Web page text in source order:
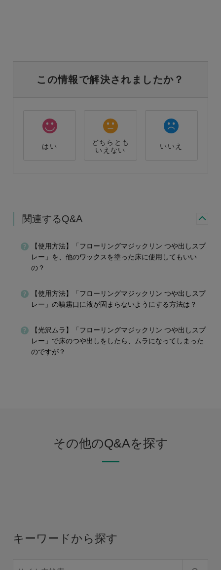
この情報で解決されましたか？
はい
どちらとも
いえない
いいえ
関連するQ&A
【使用方法】「フローリングマジックリン つや出しスプ
レー」を、他のワックスを塗った床に使用してもいい
の？
【使用方法】「フローリングマジックリン つや出しスプ
レー」の噴霧口に液が固まらないようにする方法は？
【光沢ムラ】「フローリングマジックリン つや出しスプ
レー」で床のつや出しをしたら、ムラになってしまった
のですが？
その他のQ&Aを探す
キーワードから探す